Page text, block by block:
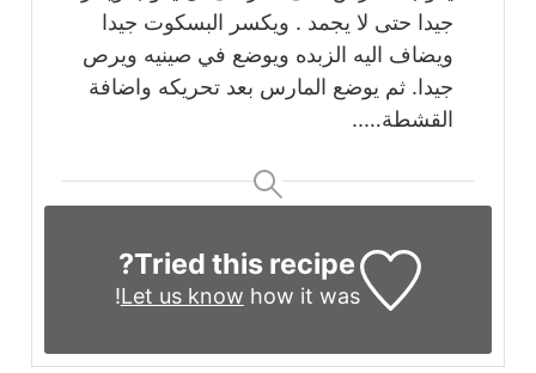
جيدا حتى لا يجمد . ويكسر البسكوت جيدا
ويضاف اليه الزبده ويوضع في صينيه ويرص
جيدا. ثم يوضع المارس بعد تحريكه واضافة
القشطة…..
Tried this recipe?
Let us know how it was!